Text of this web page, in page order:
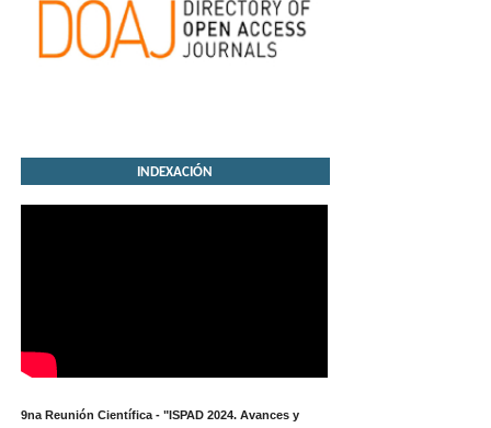
INDEXACIÓN
9na Reunión Científica - "ISPAD 2024. Avances y